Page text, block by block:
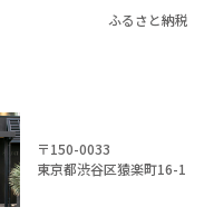
ふるさと納税
〒150-0033
東京都渋谷区猿楽町16-1